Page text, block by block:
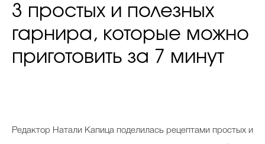
3 простых и полезных
гарнира, которые можно
приготовить за 7 минут
Редактор Натали Капица поделилась рецептами простых и